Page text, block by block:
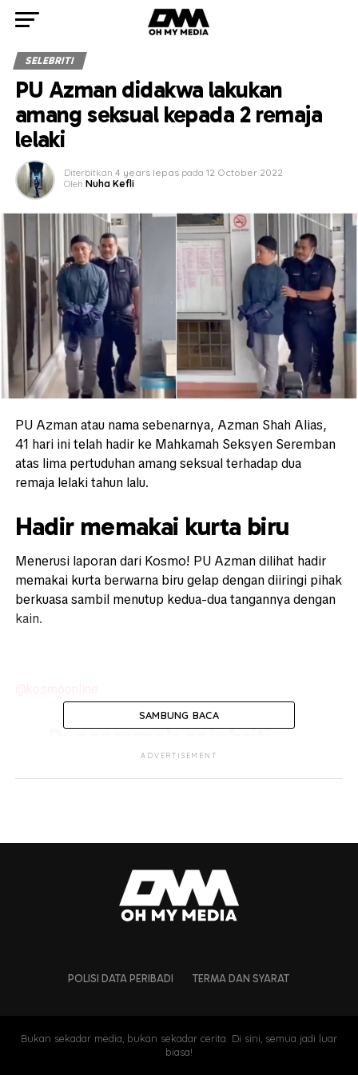
SELEBRITI
PU Azman didakwa lakukan
amang seksual kepada 2 remaja
lelaki
Diterbitkan 4 years lepas pada 12 October 2022
Oleh Nuha Kefli
PU Azman atau nama sebenarnya, Azman Shah Alias,
41 hari ini telah hadir ke Mahkamah Seksyen Seremban
atas lima pertuduhan amang seksual terhadap dua
remaja lelaki tahun lalu.
Hadir memakai kurta biru
Menerusi laporan dari Kosmo! PU Azman dilihat hadir
memakai kurta berwarna biru gelap dengan diiringi pihak
berkuasa sambil menutup kedua-dua tangannya dengan
kain.
Penceramah selebriti,
PU Azman didakwa di
Mahkamah Sesyen
lima pertuduhan amang
seksual terhadap dua
remaja lelaki tahun lalu.
#puazman
SAMBUNG BACA
ADVERTISEMENT
POLISI DATA PERIBADI TERMA DAN SYARAT
Bukan sekadar media, bukan sekadar cerita. Di sini, semua jadi luar
biasa!